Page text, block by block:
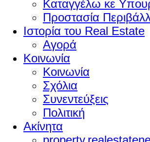
Καταγγέλω κε
Προστασία
Ιστορία του Real Estate
Αγορά
Κοινωνία
Κοινωνία
Σχόλια
Συνεντεύξεις
Πολιτική
Ακίνητα